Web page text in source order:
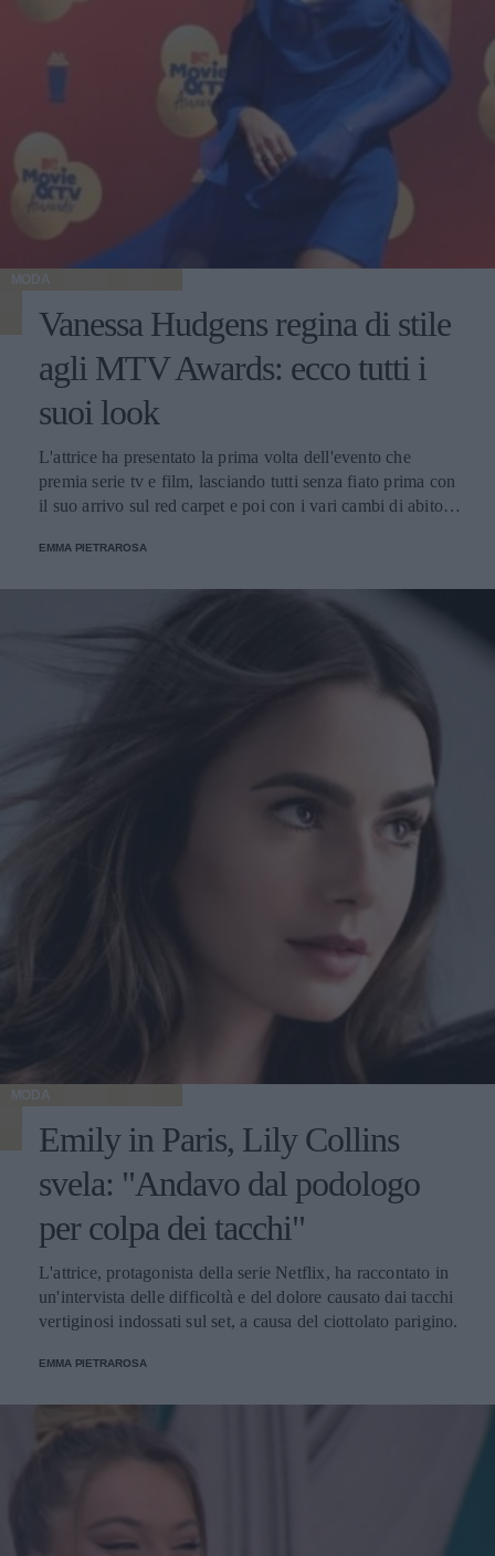
MODA
Vanessa Hudgens regina di stile
agli MTV Awards: ecco tutti i
suoi look
L'attrice ha presentato la prima volta dell'evento che
premia serie tv e film, lasciando tutti senza fiato prima con
il suo arrivo sul red carpet e poi con i vari cambi di abito
EMMA PIETRAROSA
MODA
Emily in Paris, Lily Collins
svela: "Andavo dal podologo
per colpa dei tacchi"
L'attrice, protagonista della serie Netflix, ha raccontato in
un'intervista delle difficoltà e del dolore causato dai tacchi
vertiginosi indossati sul set, a causa del ciottolato parigino.
EMMA PIETRAROSA